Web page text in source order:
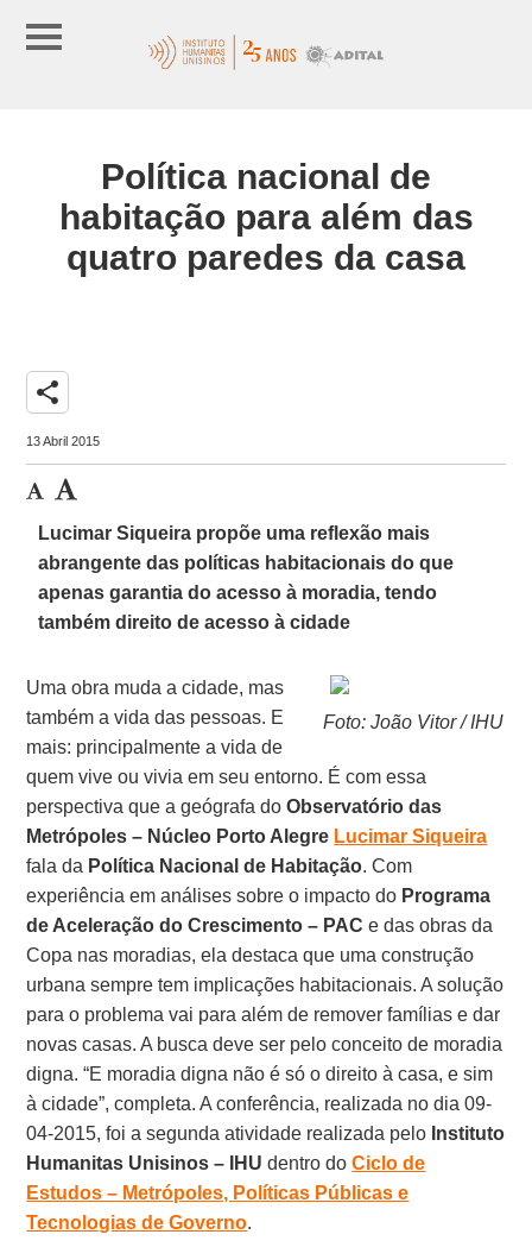
Política nacional de
habitação para além das
quatro paredes da casa
share
13 Abril 2015
Lucimar Siqueira propõe uma reflexão mais
abrangente das políticas habitacionais do que
apenas garantia do acesso à moradia, tendo
também direito de acesso à cidade
Foto: João Vitor / IHU
Uma obra muda a cidade, mas
também a vida das pessoas. E
mais: principalmente a vida de
quem vive ou vivia em seu entorno. É com essa
perspectiva que a geógrafa doObservatório das
Metrópoles – Núcleo Porto Alegre Lucimar Siqueira
fala da Política Nacional de Habitação. Com
experiência em análises sobre o impacto do Programa
de Aceleração do Crescimento – PAC e das obras da
Copa nas moradias, ela destaca que uma construção
urbana sempre tem implicações habitacionais. A solução
para o problema vai para além de remover famílias e dar
novas casas. A busca deve ser pelo conceito de moradia
digna. “E moradia digna não é só o direito à casa, e sim
à cidade”, completa. A conferência, realizada no dia 09-
04-2015, foi a segunda atividade realizada pelo Instituto
Humanitas Unisinos – IHU dentro doCiclo de
Estudos – Metrópoles, Políticas Públicas e
Tecnologias de Governo.